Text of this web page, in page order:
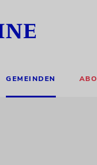
GEMEINDEN ABO